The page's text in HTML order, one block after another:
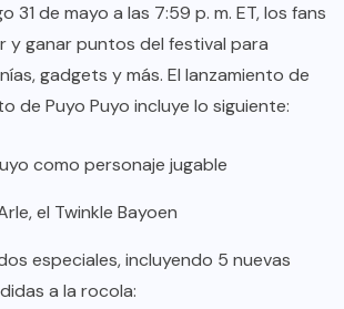
31 de mayo a las 7:59 p. m. ET, los fans
y ganar puntos del festival para
gadgets y más. El lanzamiento de
de Puyo Puyo incluye lo siguiente:
como personaje jugable
el Twinkle Bayoen
especiales, incluyendo 5 nuevas
a la rocola: